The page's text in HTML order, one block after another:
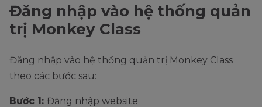
Đăng nhập vào hệ thống quản
trị Monkey Class
Đăng nhập vào hệ thống quản trị Monkey Class
theo các bước sau:
Bước 1: Đăng nhập website